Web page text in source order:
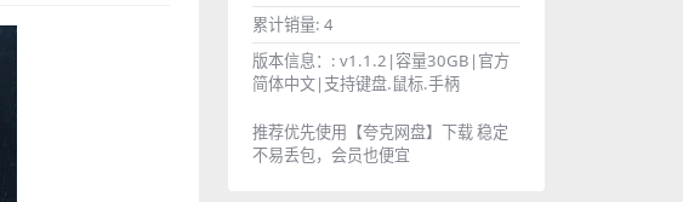
累计销量: 4
版本信息：: v1.1.2|容量30GB|官方
简体中文|支持键盘.鼠标.手柄
推荐优先使用【夸克网盘】下载 稳定
不易丢包，会员也便宜